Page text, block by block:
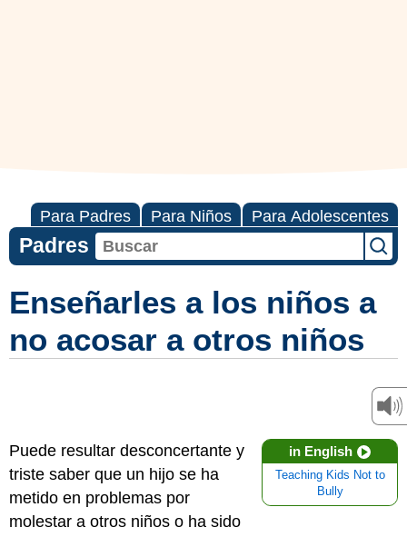
Para Padres Para Niños Para Adolescentes
Padres
Enseñarles a los niños a
no acosar a otros niños
in English
Teaching Kids Not to
Bully
Puede resultar desconcertante y
triste saber que un hijo se ha
metido en problemas por
molestar a otros niños o ha sido